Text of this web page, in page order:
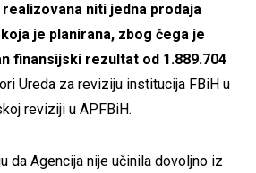
niti jedna prodaja
je planirana, zbog čega je
finansijski rezultat od 1.889.704
Ureda za reviziju institucija FBiH u
reviziji u APFBiH.
da Agencija nije učinila dovoljno iz